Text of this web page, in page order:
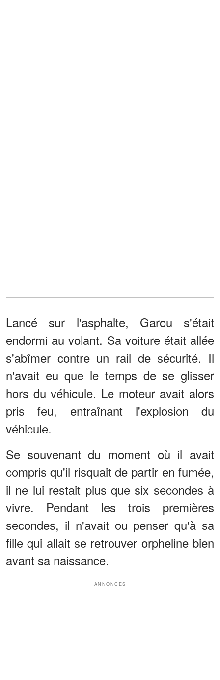
Lancé sur l'asphalte, Garou s'était
endormi au volant. Sa voiture était allée
s'abîmer contre un rail de sécurité. Il
n'avait eu que le temps de se glisser
hors du véhicule. Le moteur avait alors
pris feu, entraînant l'explosion du
véhicule.
Se souvenant du moment où il avait
compris qu'il risquait de partir en fumée,
il ne lui restait plus que six secondes à
vivre. Pendant les trois premières
secondes, il n'avait ou penser qu'à sa
fille qui allait se retrouver orpheline bien
avant sa naissance.
ANNONCES